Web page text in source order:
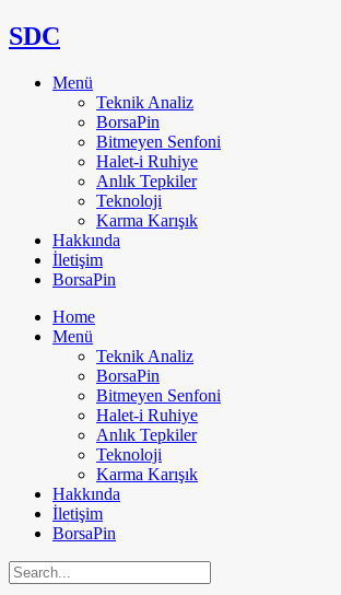
SDC
Menü
Teknik Analiz
BorsaPin
Bitmeyen Senfoni
Halet-i Ruhiye
Anlık Tepkiler
Teknoloji
Karma Karışık
Hakkında
İletişim
BorsaPin
Home
Menü
Teknik Analiz
BorsaPin
Bitmeyen Senfoni
Halet-i Ruhiye
Anlık Tepkiler
Teknoloji
Karma Karışık
Hakkında
İletişim
BorsaPin